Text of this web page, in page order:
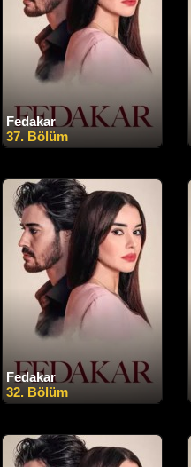
Fedakar
37. Bölüm
Fedakar
32. Bölüm